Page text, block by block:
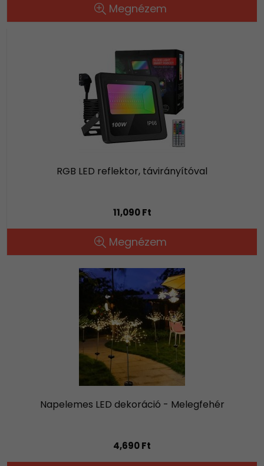
Megnézem
RGB LED reflektor, távirányítóval
11,090 Ft
Megnézem
Napelemes LED dekoráció - Melegfehér
4,690 Ft